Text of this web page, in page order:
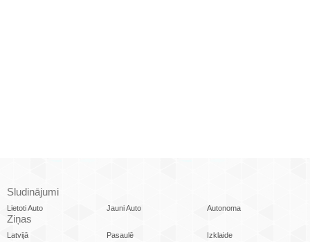
Sludinājumi
Lietoti Auto Jauni Auto Autonoma
Ziņas
Latvijā Pasaulē
Izklaide